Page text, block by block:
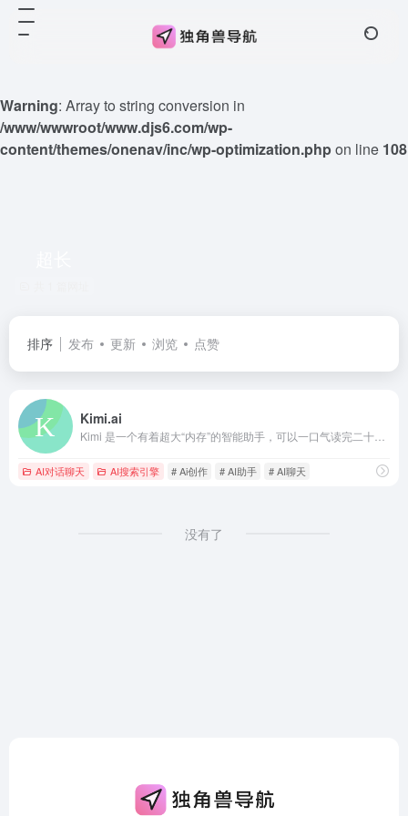
Warning: Array to string conversion in
/www/wwwroot/www.djs6.com/wp-
content/themes/onenav/inc/wp-optimization.phpon line 108
排序 发布 更新 浏览 点赞
Kimi.ai
AI对话聊天 AI搜索引擎 # Ai创作 # AI助手 # AI聊天
没有了